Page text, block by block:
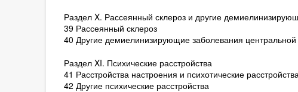
Раздел X. Рассеянный склероз и другие
39 Рассеянный склероз
40 Другие демиелинизирующие заболевания
Раздел XI. Психические расстройства
41 Расстройства настроения и психотические
42 Другие психические расстройства